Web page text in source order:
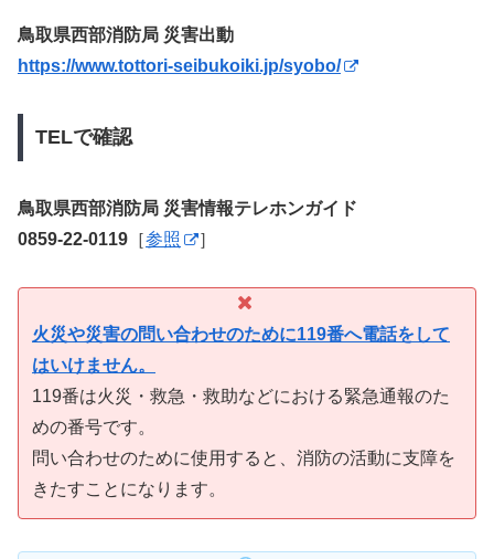
鳥取県西部消防局 災害出動
https://www.tottori-seibukoiki.jp/syobo/
TELで確認
鳥取県西部消防局 災害情報テレホンガイド
0859-22-0119 ［参照 ］
火災や災害の問い合わせのために119番へ電話をして
はいけません。
119番は火災・救急・救助などにおける緊急通報のた
めの番号です。
問い合わせのために使用すると、消防の活動に支障を
きたすことになります。